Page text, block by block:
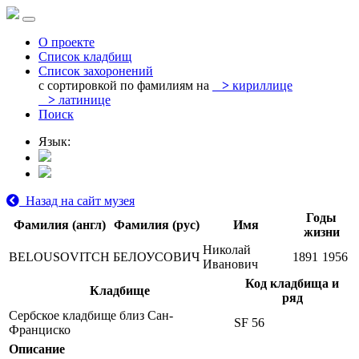
О проекте
Список кладбищ
Список захоронений
с сортировкой по фамилиям на
> кириллице
> латинице
Поиск
Язык:
Назад на сайт музея
Фамилия (англ)
Фамилия (рус) Имя
Годы
жизни
BELOUSOVITCH БЕЛОУСОВИЧ
Николай
Иванович
1891 1956
Кладбище
Код кладбища и
ряд
Сербское кладбище близ Сан-
Франциско
SF 56
Описание